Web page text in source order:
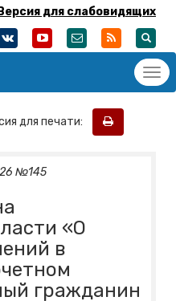
Версия для слабовидящих
для печати:
№145
«О
в
гражданин